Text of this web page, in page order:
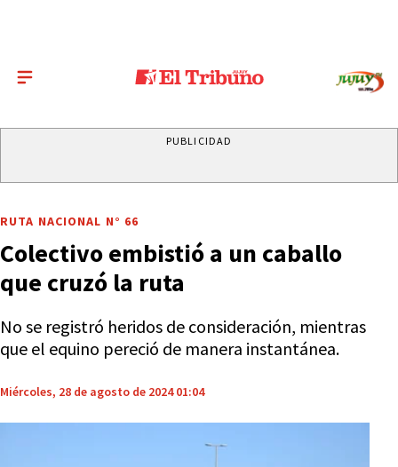
PUBLICIDAD
RUTA NACIONAL N° 66
Colectivo embistió a un caballo
que cruzó la ruta
No se registró heridos de consideración, mientras
que el equino pereció de manera instantánea.
Miércoles, 28 de agosto de 2024 01:04